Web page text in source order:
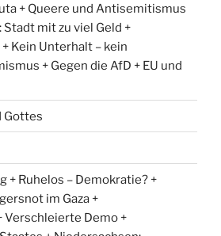
+ Queere und Antisemitismus
mit zu viel Geld +
Kein Unterhalt – kein
+ Gegen die AfD + EU und
Gottes
+ Ruhelos – Demokratie? +
im Gaza +
Verschleierte Demo +